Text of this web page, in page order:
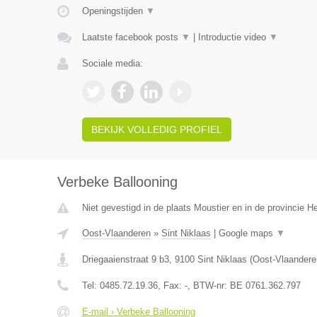
Openingstijden ▼
Laatste facebook posts ▼ Introductie video ▼
Sociale media:
BEKIJK VOLLEDIG PROFIEL
Verbeke Ballooning
Niet gevestigd in de plaats Moustier en in de provincie
Oost-Vlaanderen» Sint Niklaas Google maps ▼
Driegaaienstraat 9 b3, 9100 Sint Niklaas (Oost-
Tel: 0485.72.19.36, Fax: -, BTW-nr: BE 0761.362.797
E-mail › Verbeke Ballooning